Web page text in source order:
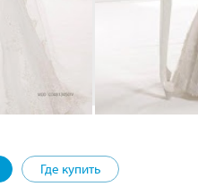
Где купить